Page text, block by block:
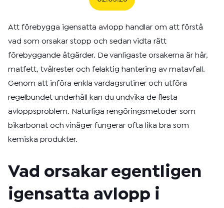
Att förebygga igensatta avlopp handlar om att förstå
vad som orsakar stopp och sedan vidta rätt
förebyggande åtgärder. De vanligaste orsakerna är hår,
matfett, tvålrester och felaktig hantering av matavfall.
Genom att införa enkla vardagsrutiner och utföra
regelbundet underhåll kan du undvika de flesta
avloppsproblem. Naturliga rengöringsmetoder som
bikarbonat och vinäger fungerar ofta lika bra som
kemiska produkter.
Vad orsakar egentligen
igensatta avlopp i